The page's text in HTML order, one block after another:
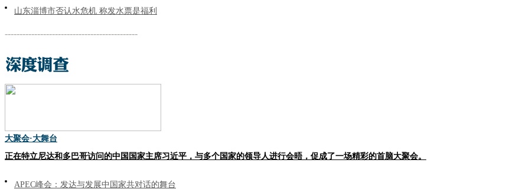
山东淄博市否认水危机 称发水票是福利
---------------------------------------------
大聚会·大舞台
正在特立尼达和多巴哥访问的中国国家主席习近平，与多个国家的领导人进行会晤，促成了一场精彩的首脑大聚会。
APEC峰会：发达与发展中国家共对话的舞台